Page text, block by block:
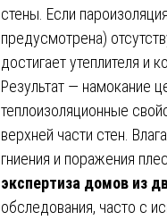
стены. Если
предусмотрена)
достигает утеплителя и
Результат — намокание
теплоизоляционные
верхней части стен.
гниения и поражения
экспертиза домов из
обследования, часто с